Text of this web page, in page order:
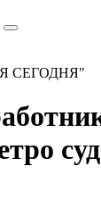
СЕГОДНЯ"